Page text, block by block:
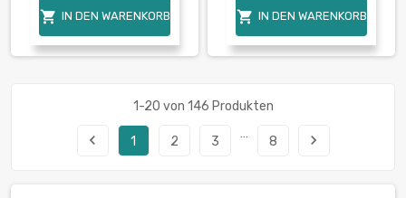
 IN DEN WARENKORB  IN DEN WARENKORB
1-20 von 146 Produkten
navigate_before 1 2 3
…
8 navigate_next